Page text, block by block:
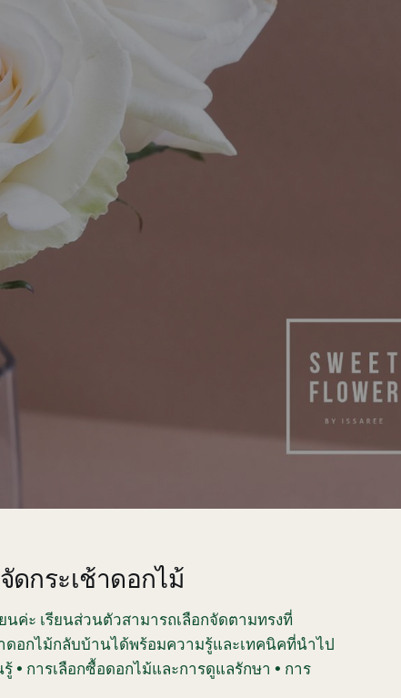
ดกระเช้าดอกไม้
นค่ะ เรียนส่วนตัวสามารถเลือกจัดตามทรงที่
ดอกไม้กลับบ้านได้พร้อมความรู้และเทคนิคที่นำไป
• การเลือกซื้อดอกไม้และการดูแลรักษา • การ